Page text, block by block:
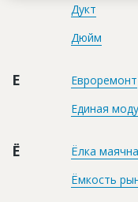
Дукт
Дюйм
Е
Евроремонт
Единая
Ё
Ёлка
Ёмкость